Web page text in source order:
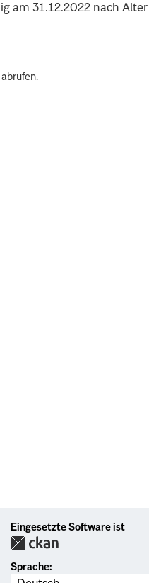
am 31.12.2022 nach Alter
abrufen.
Eingesetzte Software ist
Sprache